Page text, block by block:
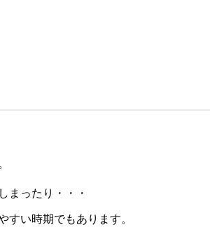
まったり・・・
すい時期でもあります。